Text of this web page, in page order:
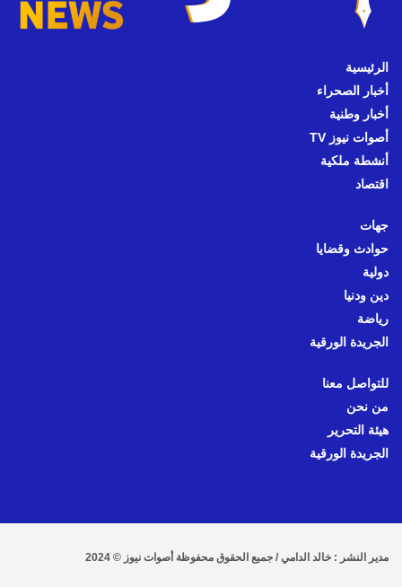
الرئيسية
أخبار الصحراء
أخبار وطنية
أصوات نيوز TV
أنشطة ملكية
اقتصاد
جهات
حوادث وقضايا
دولية
دين ودنيا
رياضة
الجريدة الورقية
للتواصل معنا
من نحن
هيئة التحرير
الجريدة الورقية
مدير النشر : خالد الدامي / جميع الحقوق محفوظة أصوات نيوز © 2024